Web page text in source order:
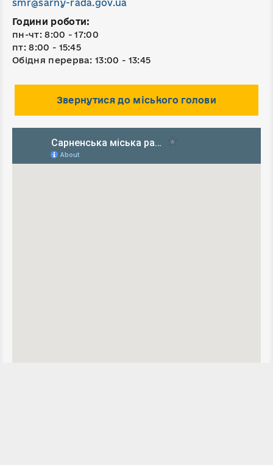
smr@sarny-rada.gov.ua
Години роботи:
пн-чт: 8:00 - 17:00
пт: 8:00 - 15:45
Обідня перерва: 13:00 - 13:45
Звернутися до міського голови